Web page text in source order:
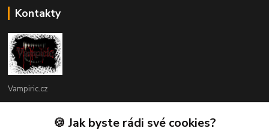
Kontakty
Vampiric.cz
+420 774 198 598
🍪 Jak byste rádi své cookies?